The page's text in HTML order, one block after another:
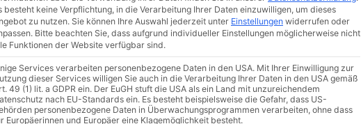
besteht keine Verpflichtung, in die Verarbeitung Ihrer Daten einzuwilligen, um dieses
zu nutzen. Sie können Ihre Auswahl jederzeit unter Einstellungen widerrufen oder
Bitte beachten Sie, dass aufgrund individueller Einstellungen möglicherweise nicht
Funktionen der Website verfügbar sind.
Services verarbeiten personenbezogene Daten in den USA. Mit Ihrer Einwilligung zur
dieser Services willigen Sie auch in die Verarbeitung Ihrer Daten in den USA gemäß
49 (1) lit. a GDPR ein. Der EuGH stuft die USA als ein Land mit unzureichendem
nach EU-Standards ein. Es besteht beispielsweise die Gefahr, dass US-
personenbezogene Daten in Überwachungsprogrammen verarbeiten, ohne dass
Europäerinnen und Europäer eine Klagemöglichkeit besteht.